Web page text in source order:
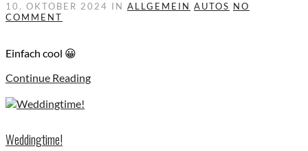
10. OKTOBER 2024 IN ALLGEMEIN AUTOS NO
COMMENT
Einfach cool 😀
Continue Reading
Weddingtime!